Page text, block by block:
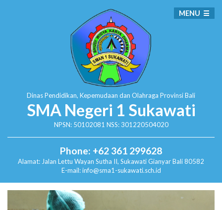
Dinas Pendidikan, Kepemudaan dan Olahraga Provinsi Bali
SMA Negeri 1 Sukawati
NPSN: 50102081 NSS: 301220504020
Phone: +62 361 299628
Alamat: Jalan Lettu Wayan Sutha II, SukawatiGianyar Bali 80582
E-mail: info@sma1-sukawati.sch.id
MENU